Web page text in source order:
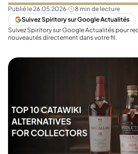
Publié le26.05.2026· 8 min de lecture
Suivez Spiritory sur Google Actualités
Suivez Spiritory sur Google Actualités pour
nouveautés directement dans votre fil.